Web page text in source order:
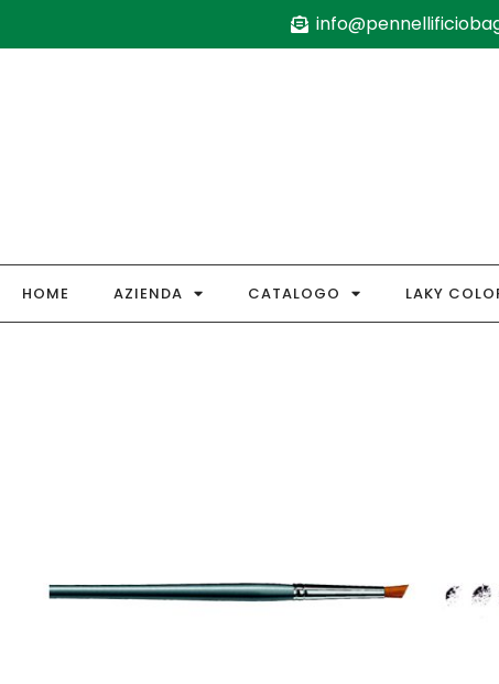
HOME AZIENDA CATALOGO LAKY